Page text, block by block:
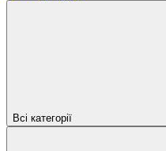
Всі категорії